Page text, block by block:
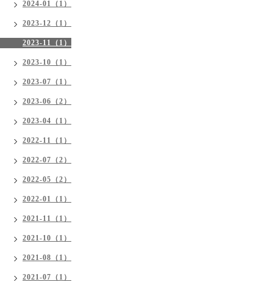
2024-01（1）
2023-12（1）
2023-11（1）
2023-10（1）
2023-07（1）
2023-06（2）
2023-04（1）
2022-11（1）
2022-07（2）
2022-05（2）
2022-01（1）
2021-11（1）
2021-10（1）
2021-08（1）
2021-07（1）